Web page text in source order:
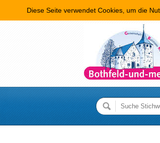
Diese Seite verwendet Cookies, um die